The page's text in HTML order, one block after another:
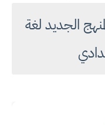
الجديد لغة